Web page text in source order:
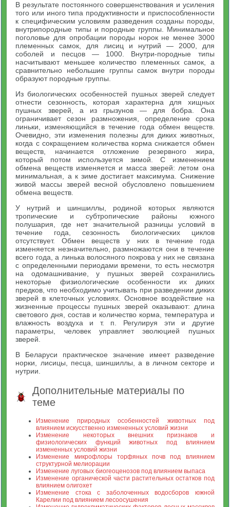
В результате постоянного совершенствования и усиления
того или иного типа продуктивности и приспособленности
к специфическим условиям разведения созданы породы,
внутрипородные типы и породные группы. Минимальное
поголовье для опробации породы норок не менее 3000
племенных самок, для лисиц и нутрий — 2000, для
соболей и песцов — 1000. Внутри-породные типы
насчитывают меньшее количество племенных самок, а
сравнительно небольшие группы самок внутри породы
образуют породные группы.
Из биологических особенностей пушных зверей следует
отнести сезонность, которая характерна для хищных
пушных зверей, а из грызунов — для бобра. Она
ограничивает сезон размножения, определение срока
линьки, изменяющийся в течение года обмен веществ.
Очевидно, эти изменения полезны для диких животных,
когда с сокращением количества корма снижается обмен
веществ, начинается отложение резервного жира,
который потом используется зимой. С изменением
обмена веществ изменяется и масса зверей: летом она
минимальная, а к зиме достигает максимума. Снижение
живой массы зверей весной обусловлено повышением
обмена веществ.
У нутрий и шиншиллы, родиной которых являются
тропические и субтропические районы южного
полушария, где нет значительной разницы условий в
течение года, сезонность биологических циклов
отсутствует. Обмен веществ у них в течение года
изменяется незначительно, размножаются они в течение
всего года, а линька волосяного покрова у них не связана
с определенными периодами времени, то есть несмотря
на одомашнивание, у пушных зверей сохранились
некоторые физиологические особенности их диких
предков, что необходимо учитывать при разведении диких
зверей в клеточных условиях. Основное воздействие на
жизненные процессы пушных зверей оказывают: длина
светового дня, состав и количество корма, температура и
влажность воздуха и т. п. Регулируя эти и другие
параметры, человек управляет эволюцией пушных
зверей.
В Беларуси практическое значение имеет разведение
норки, лисицы, песца, шиншиллы, а в личном секторе и
нутрии.
Дополнительные материалы по
теме
Изменение природных особенностей животных под
влиянием искусственно измененных условий жизни
Изменение некоторых внешних признаков и
физиологических функций животных под влиянием
измененных условий жизни
Изменение микрофлоры торфяных почв под влиянием
структурной мелиорации
Изменение луговых биогеоценозов под влиянием выпаса
Изменение органической части растительных остатков под
влиянием олигохет
Изменение стока с заболоченных водосборов южной
Карелии под влиянием лесоосушения